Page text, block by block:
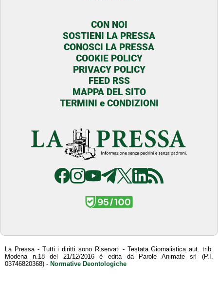
CON NOI
SOSTIENI LA PRESSA
CONOSCI LA PRESSA
COOKIE POLICY
PRIVACY POLICY
FEED RSS
MAPPA DEL SITO
TERMINI e CONDIZIONI
La Pressa - Tutti i diritti sono Riservati - Testata Giornalistica aut. trib.
Modena n.18 del 21/12/2016 è edita da Parole Animate srl (P.I.
03746820368) - Normative Deontologiche